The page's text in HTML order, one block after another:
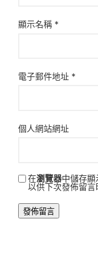
顯示名稱 *
電子郵件地址 *
個人網站網址
在瀏覽器中儲存顯
以供下次發佈留言